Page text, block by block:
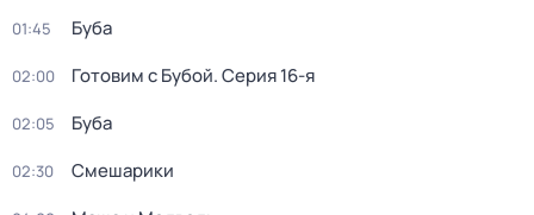
01:45 Буба
02:00 Готовим с Бубой. Серия 16-я
02:05 Буба
02:30 Смешарики